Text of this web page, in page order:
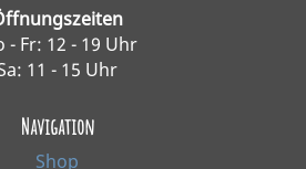
- Fr: 12 - 19 Uhr
11 - 15 Uhr
Navigation
Shop